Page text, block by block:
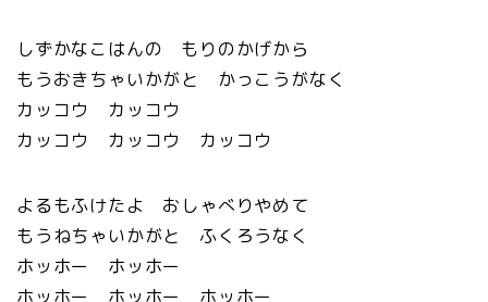
しずかなこはんの もりのかげから
もうおきちゃいかがと かっこうがなく
カッコウ カッコウ
カッコウ カッコウ カッコウ
よるもふけたよ おしゃべりやめて
もうねちゃいかがと ふくろうなく
ホッホー ホッホー
ホッホー ホッホー ホッホー